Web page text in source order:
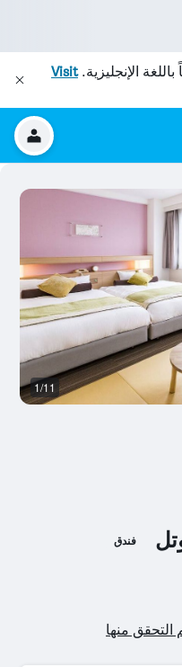
الإنجليزية.Visit
فندق
1/11